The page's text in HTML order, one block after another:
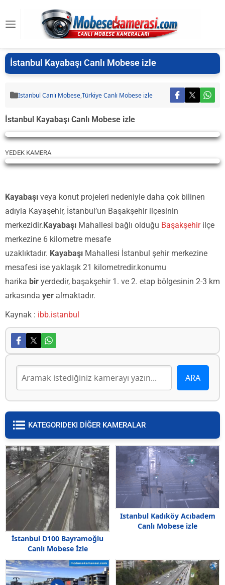
İstanbul Kayabaşı Canlı Mobese izle
Istanbul Canlı Mobese,Türkiye Canlı Mobese izle
İstanbul Kayabaşı Canlı Mobese izle
Yayın Yükleniyor...
YEDEK KAMERA
Yayın Yükleniyor...
Kayabaşı veya konut projeleri nedeniyle daha çok bilinen
adıyla Kayaşehir, İstanbul’un Başakşehir ilçesinin
merkezidir.Kayabaşı Mahallesi bağlı olduğu Başakşehirilçe
merkezine 6 kilometre mesafe
uzaklıktadır. Kayabaşı Mahallesi İstanbul şehir merkezine
mesafesi ise yaklaşık 21 kilometredir.konumu
harika bir yerdedir, başakşehir 1. ve 2. etap bölgesinin 2-3 km
arkasında yer almaktadır.
Kaynak : ibb.istanbul
KATEGORIDEKI DİĞER KAMERALAR
İstanbul D100 Bayramoğlu
Canlı Mobese İzle
Istanbul Kadıköy Acıbadem
Canlı Mobese izle